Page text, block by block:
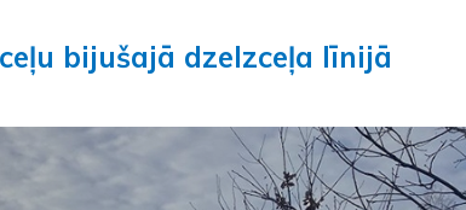
bijušajā dzelzceļa līnijā